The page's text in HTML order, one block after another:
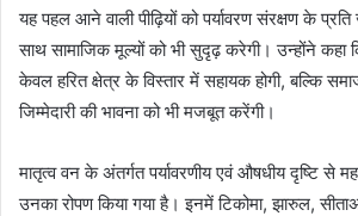
यह पहल आने वाली पीढ़ियों को पर्यावरण संरक्षण के
साथ सामाजिक मूल्यों को भी सुदृढ़ करेगी। उन्होंने कहा
केवल हरित क्षेत्र के विस्तार में सहायक होगी, बल्कि
जिम्मेदारी की भावना को भी मजबूत करेंगी।
मातृत्व वन के अंतर्गत पर्यावरणीय एवं औषधीय दृष्टि से
उनका रोपण किया गया है। इनमें टिकोमा, झारुल,